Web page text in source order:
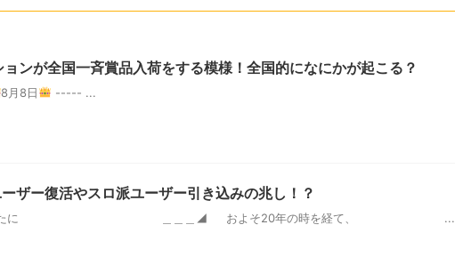
ンが全国一斉賞品入荷をする模様！全国的になにかが起こる？
8月8日 ----- ...
ザー復活やスロ派ユーザー引き込みの兆し！？
のかなたに ＿＿＿◢ およそ20年の時を経て、 ...